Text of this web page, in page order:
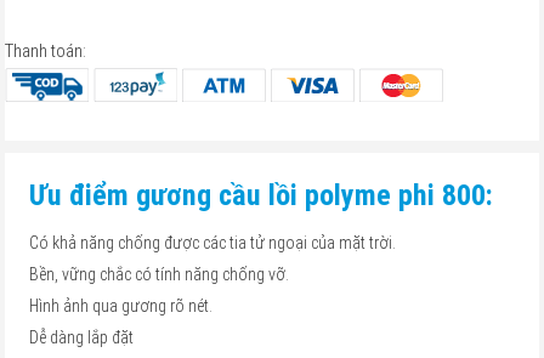
Thanh toán:
Ưu điểm gương cầu lồi polyme phi 800:
Có khả năng chống được các tia tử ngoại của mặt trời.
Bền, vững chắc có tính năng chống vỡ.
Hình ảnh qua gương rõ nét.
Dễ dàng lắp đặt